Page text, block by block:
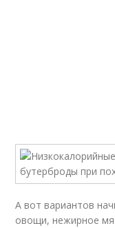
А вот вариантов
овощи, нежирное